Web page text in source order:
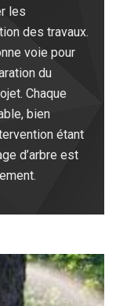
les
des travaux.
voie pour
du
Chaque
bien
étant
d’arbre est